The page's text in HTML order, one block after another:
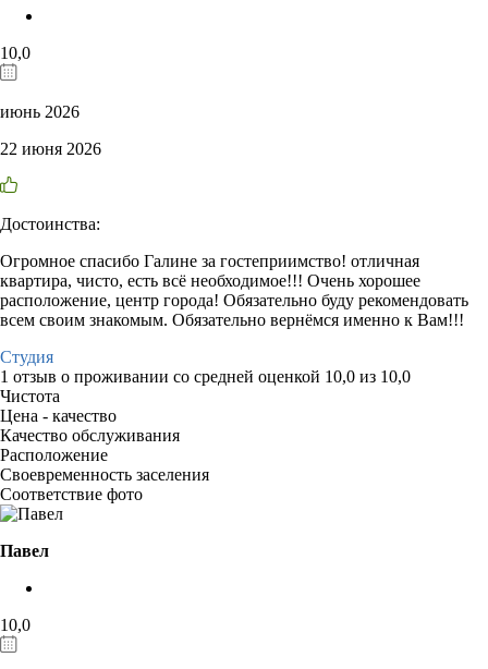
10,0
июнь 2026
22 июня 2026
Достоинства:
Огромное спасибо Галине за гостеприимство! отличная
квартира, чисто, есть всё необходимое!!! Очень хорошее
расположение, центр города! Обязательно буду рекомендовать
всем своим знакомым. Обязательно вернёмся именно к Вам!!!
Студия
1 отзыв о проживании со средней оценкой 10,0 из 10,0
Чистота
Цена - качество
Качество обслуживания
Расположение
Своевременность заселения
Соответствие фото
Павел
10,0